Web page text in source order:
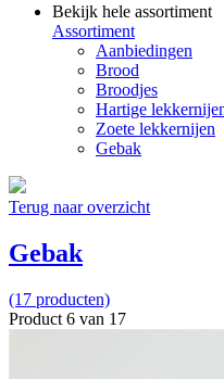
Bekijk hele assortiment
Assortiment
Aanbiedingen
Brood
Broodjes
Hartige
Zoete lekkernijen
Gebak
Terug naar overzicht
Gebak
(17 producten)
Product 6 van 17